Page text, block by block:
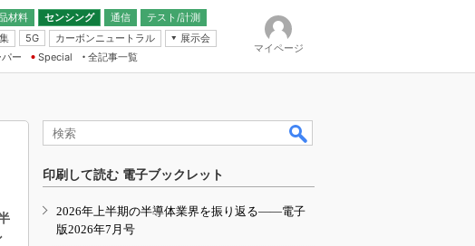
材料 センシング
通信
テスト/計測
5G カーボンニュートラル
展示会
・エッジコンピューティング
FRONTIER
くるま展
ー
Special
全記事一覧
マイページ
印刷して読む 電子ブックレット
2026年上半期の半導体業界を振り返る――電子
版2026年7月号